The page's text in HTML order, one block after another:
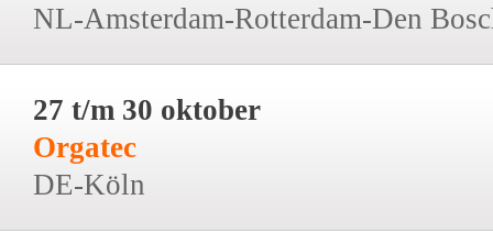
NL-Amsterdam-Rotterdam-Den
27 t/m 30 oktober
Orgatec
DE-Köln